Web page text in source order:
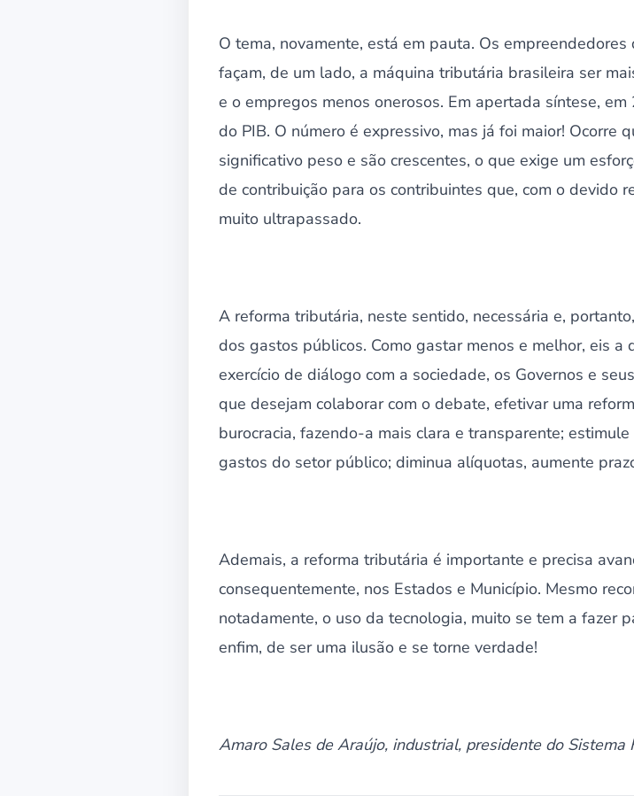
O tema, novamente, está em pauta. Os
façam, de um lado, a máquina tributária brasileira ser
e o empregos menos onerosos. Em apertada síntese,
do PIB. O número é expressivo, mas já foi maior! Ocorre
significativo peso e são crescentes, o que exige um
de contribuição para os contribuintes que, com o devido
muito ultrapassado.
A reforma tributária, neste sentido, necessária e,
dos gastos públicos. Como gastar menos e melhor, eis
exercício de diálogo com a sociedade, os Governos e
que desejam colaborar com o debate, efetivar uma
burocracia, fazendo-a mais clara e transparente;
gastos do setor público; diminua alíquotas, aumente
Ademais, a reforma tributária é importante e precisa
consequentemente, nos Estados e Município. Mesmo
notadamente, o uso da tecnologia, muito se tem a fazer
enfim, de ser uma ilusão e se torne verdade!
Amaro Sales de Araújo, industrial, presidente do Sistema